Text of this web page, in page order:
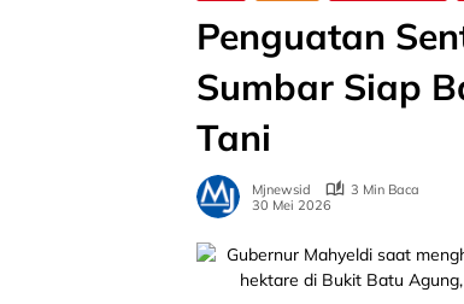
Penguatan
Sumbar Siap
Tani
Mjnewsid
3 Min Baca
30 Mei 2026